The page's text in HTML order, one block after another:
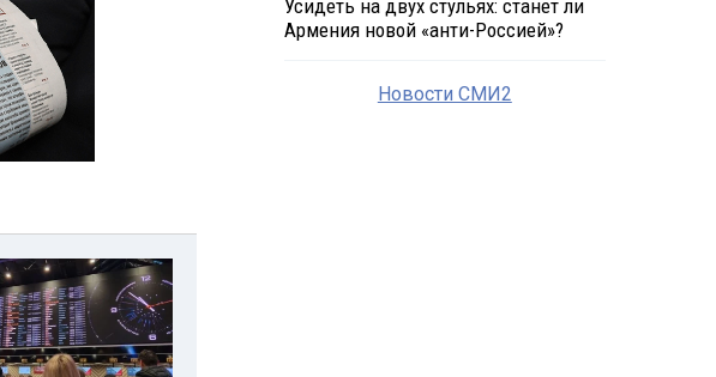
Усидеть на двух стульях: станет ли
Армения новой «анти-Россией»?
Новости СМИ2